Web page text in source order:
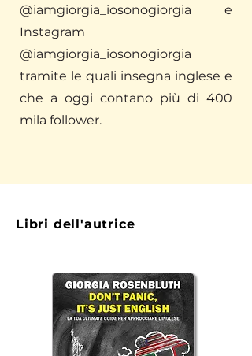
@iamgiorgia_iosonogiorgia e
Instagram
@iamgiorgia_iosonogiorgia
tramite le quali insegna inglese e
che a oggi contano più di 400
mila follower.
Libri dell'autrice